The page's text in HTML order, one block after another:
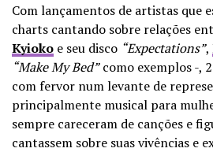
Com lançamentos de artistas que
charts cantando sobre relações
Kyioko e seu disco “Expectations”,
“Make My Bed”como exemplos -,
com fervor num levante de
principalmente musical para
sempre careceram de canções e
cantassem sobre suas vivências e